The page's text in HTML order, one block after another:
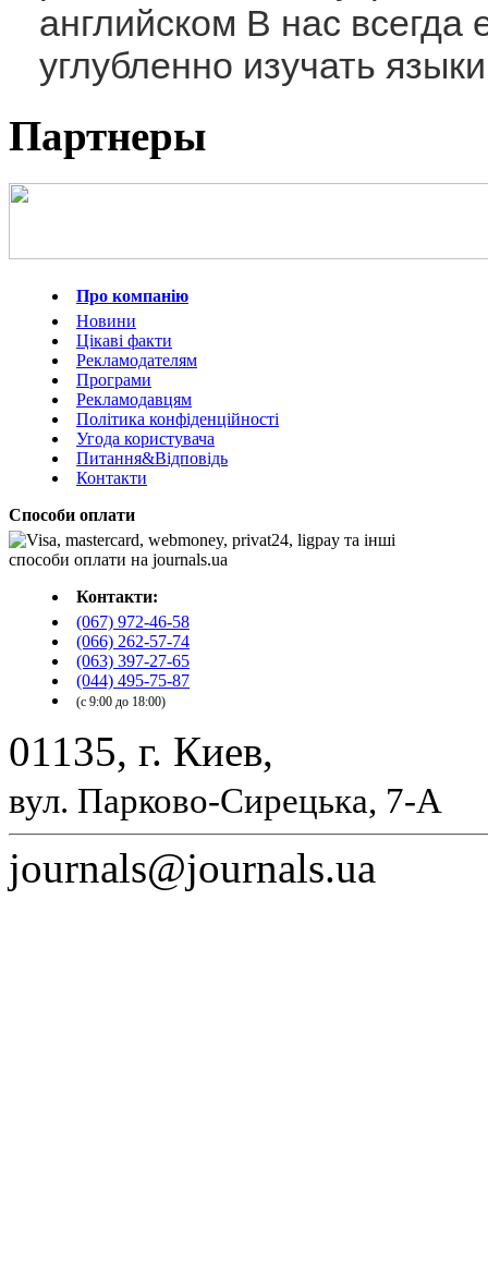
английском В нас
углубленно изучать
Партнеры
Про компанію
Новини
Цікаві факти
Рекламодателям
Програми
Рекламодавцям
Політика конфіденційності
Угода користувача
Питання&Відповідь
Контакти
Способи оплати
Контакти:
(067) 972-46-58
(066) 262-57-74
(063) 397-27-65
(044) 495-75-87
(с 9:00 до 18:00)
01135, г. Киев,
вул. Парково-Сирецька, 7-А
journals@journals.ua